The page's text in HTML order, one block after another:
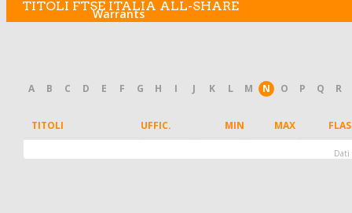
Warrants
TITOLI FTSE ITALIA ALL-SHARE
A B C D E F G H I J K L M N O P Q R
TITOLI UFFIC. MIN MAX
Dati